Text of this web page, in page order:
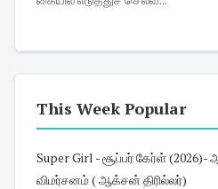
This Week Popular
Super Girl - சூப்பர் கேர்ள் (2026)-
விமர்சனம் ( ஆக்சன் திரில்லர்)